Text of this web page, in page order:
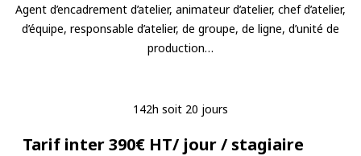
Agent d’encadrement d’atelier, animateur d’atelier, chef d’atelier,
d’équipe, responsable d’atelier, de groupe, de ligne, d’unité de
production…
142h soit 20 jours
Tarif inter 390€ HT/ jour / stagiaire